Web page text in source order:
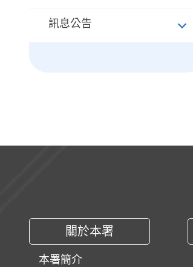
訊息公告
關於本署
本署簡介